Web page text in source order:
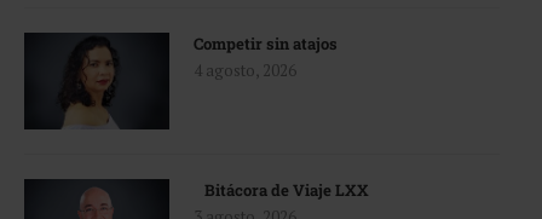
Competir sin atajos
4 agosto, 2026
Bitácora de Viaje LXX